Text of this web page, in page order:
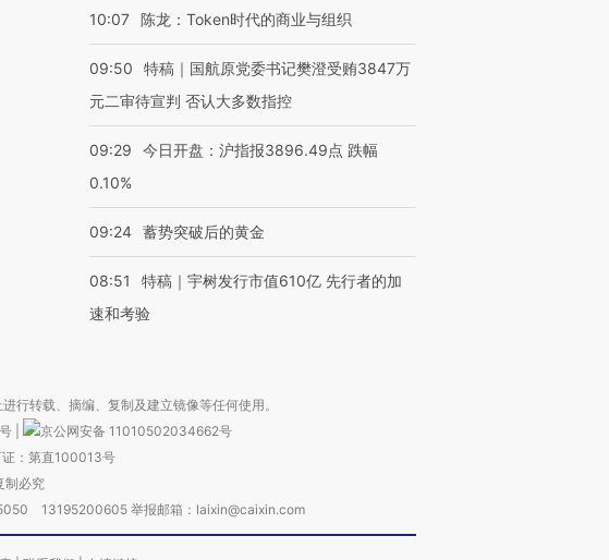
10:07 陈龙：Token时代的商业与组织
09:50
特稿｜国航原党委书记樊澄受贿3847万
元二审待宣判 否认大多数指控
09:29
今日开盘：沪指报3896.49点 跌幅
0.10%
09:24 蓄势突破后的黄金
08:51
特稿｜宇树发行市值610亿 先行者的加
速和考验
行转载、摘编、复制及建立镜像等任何使用。
京公网安备 11010502034662号
：第直100013号
制必究
13195200605 举报邮箱：laixin@caixin.com